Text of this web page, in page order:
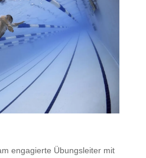
engagierte Übungsleiter mit